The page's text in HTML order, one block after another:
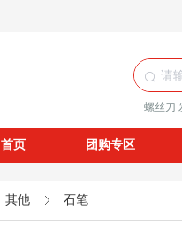
螺丝刀
首页 团购专区
其他 石笔